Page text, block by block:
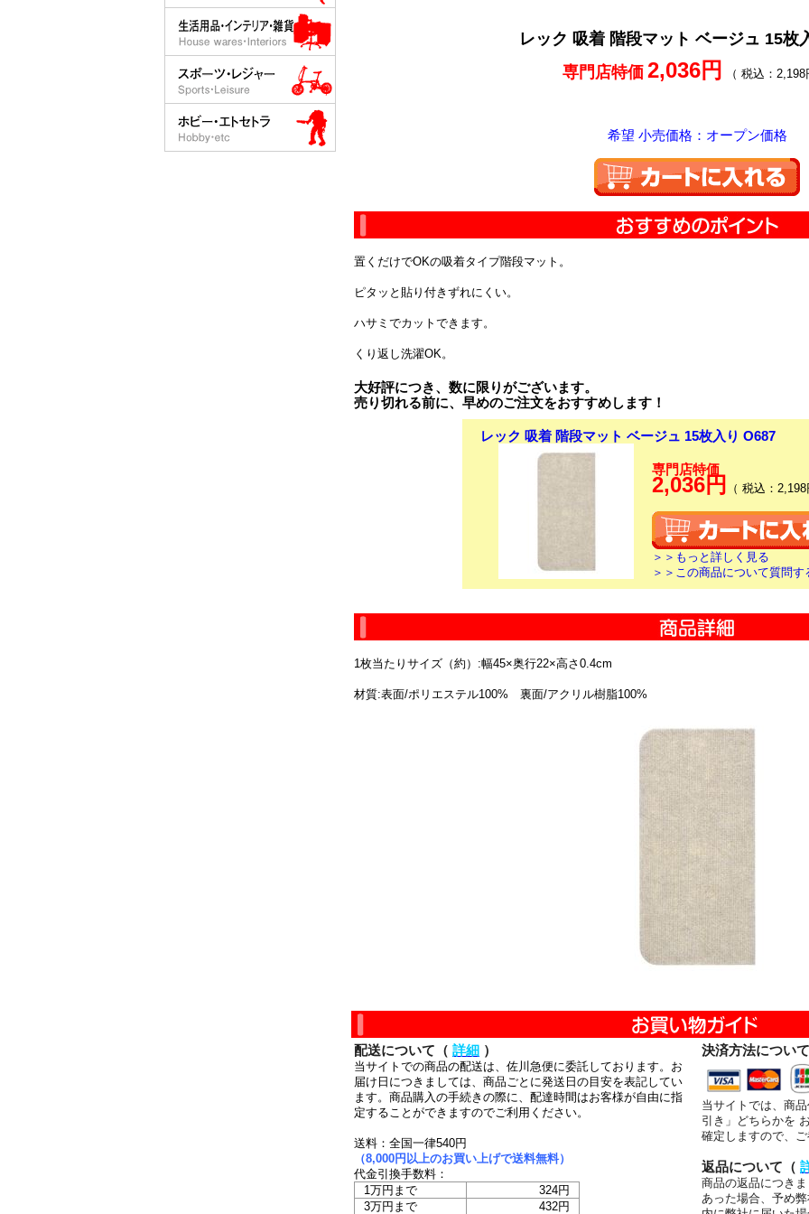
レック 吸着 階段マット ベージュ 15枚
専門店特価 2,036円 （ 税込：2,198
希望 小売価格：オープン価格
置くだけでOKの吸着タイプ階段マット。
ピタッと貼り付きずれにくい。
ハサミでカットできます。
くり返し洗濯OK。
大好評につき、数に限りがございます。
売り切れる前に、早めのご注文をおすすめします！
レック 吸着 階段マット ベージュ 15枚入り O687
専門店特価
2,036円 （ 税込：2,198
＞＞もっと詳しく見る
＞＞この商品について質問す
1枚当たりサイズ（約）:幅45×奥行22×高さ0.4cm
材質:表面/ポリエステル100% 裏面/アクリル樹脂100%
配送について（ 詳細 ）
当サイトでの商品の配送は、佐川急便に委託しております。お
届け日につきましては、商品ごとに発送日の目安を表記してい
ます。商品購入の手続きの際に、配達時間はお客様が自由に指
定することができますのでご利用ください。
送料：全国一律540円
（8,000円以上のお買い上げで送料無料）
代金引換手数料：
1万円まで
324円
3万円まで
432円
決済方法につい
当サイトでは、商
引き」どちらかを
確定しますので、
返品について（
商品の返品につき
あった場合、予め